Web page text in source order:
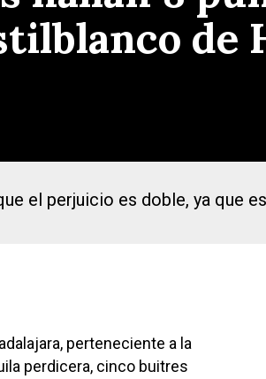
de
el perjuicio es doble, ya que
perteneciente a la
perdicera, cinco buitres